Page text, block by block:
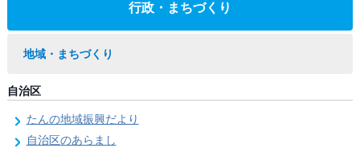
行政・まちづくり
地域・まちづくり
自治区
たんの地域振興だより
自治区のあらまし